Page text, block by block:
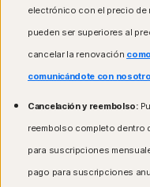
electrónico con el precio de
pueden ser superiores al
cancelar la renovación
comunicándote con
Cancelación y reembolso:
reembolso completo dentro
para suscripciones
pago para suscripciones